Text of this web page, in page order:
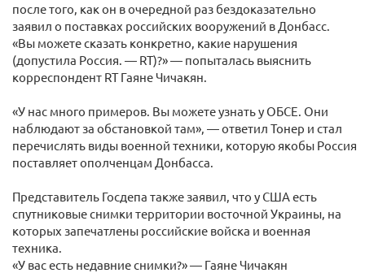
после того, как он в очередной раз бездоказательно
заявил о поставках российских вооружений в Донбасс.
«Вы можете сказать конкретно, какие нарушения
(допустила Россия. — RT)?» — попыталась выяснить
корреспондент RT Гаяне Чичакян.
«У нас много примеров. Вы можете узнать у ОБСЕ. Они
наблюдают за обстановкой там», — ответил Тонер и стал
перечислять виды военной техники, которую якобы Россия
поставляет ополченцам Донбасса.
Представитель Госдепа также заявил, что у США есть
спутниковые снимки территории восточной Украины, на
которых запечатлены российские войска и военная
техника.
«У вас есть недавние снимки?» — Гаяне Чичакян